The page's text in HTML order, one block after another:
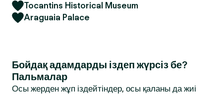
Tocantins Historical Museum
Araguaia Palace
Бойдақ адамдарды іздеп жүрсіз бе?
Пальмалар
Осы жерден жұп іздейтіндер, осы қаланы да жиі